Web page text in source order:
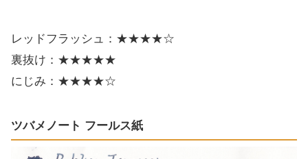
レッドフラッシュ：★★★★☆
裏抜け：★★★★★
にじみ：★★★★☆
ツバメノート フールス紙